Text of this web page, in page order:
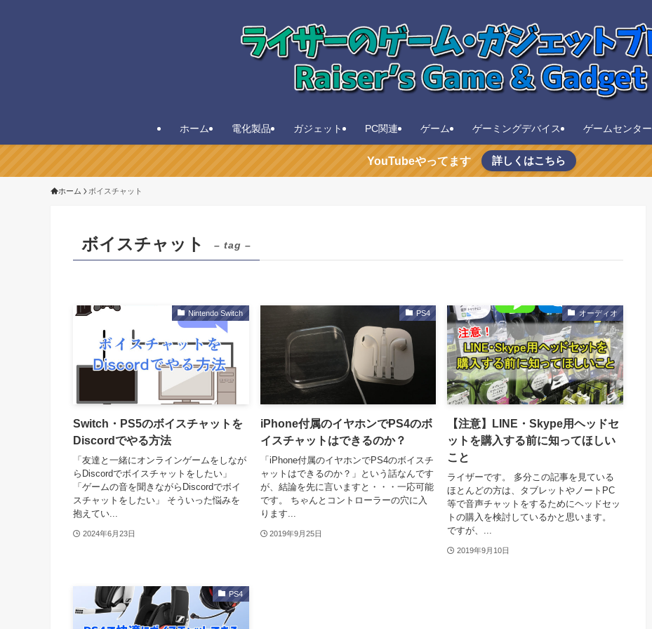
ホーム 電化製品 ガジェット PC関連 ゲーム ゲーミングデバイス ゲームセンター
YouTubeやってます 詳しくはこちら
ホーム ボイスチャット
ボイスチャット – tag –
Nintendo Switch
Switch・PS5のボイスチャットを
Discordでやる方法
「友達と一緒にオンラインゲームをしなが
らDiscordでボイスチャットをしたい」
「ゲームの音を聞きながらDiscordでボイ
スチャットをしたい」 そういった悩みを
抱えてい...
2024年6月23日
PS4
iPhone付属のイヤホンでPS4のボ
イスチャットはできるのか？
「iPhone付属のイヤホンでPS4のボイスチ
ャットはできるのか？」という話なんです
が、結論を先に言いますと・・・一応可能
です。 ちゃんとコントローラーの穴に入
ります...
2019年9月25日
オーディオ
【注意】LINE・Skype用ヘッドセ
ットを購入する前に知ってほしい
こと
ライザーです。 多分この記事を見ている
ほとんどの方は、タブレットやノートPC
等で音声チャットをするためにヘッドセッ
トの購入を検討しているかと思います。
ですが、...
2019年9月10日
PS4